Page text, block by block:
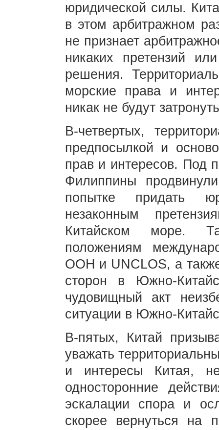
юридической силы.
в этом арбитражном
не признает
никаких претензий
решения.
морские права и
никак не будут
В-четвертых,
предпосылкой и
прав и интересов. Под
Филиппины
попытке придать
незаконным
Китайском море.
положениям
ООН и UNCLOS, а
сторон в Южно-
чудовищный акт
ситуации в Южно-
В-пятых, Китай
уважать
и интересы Китая,
односторонние
эскалации спора и
скорее вернуться на